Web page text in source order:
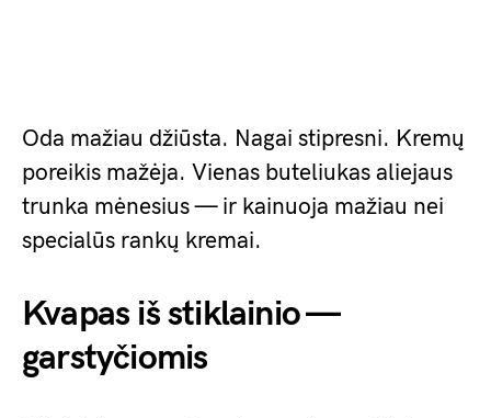
Oda mažiau džiūsta. Nagai stipresni. Kremų
poreikis mažėja. Vienas buteliukas aliejaus
trunka mėnesius — ir kainuoja mažiau nei
specialūs rankų kremai.
Kvapas iš stiklainio —
garstyčiomis